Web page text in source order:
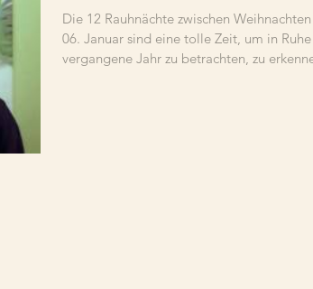
Die 12 Rauhnächte zwischen Weihnachten
06. Januar sind eine tolle Zeit, um in
vergangene Jahr zu betrachten, zu